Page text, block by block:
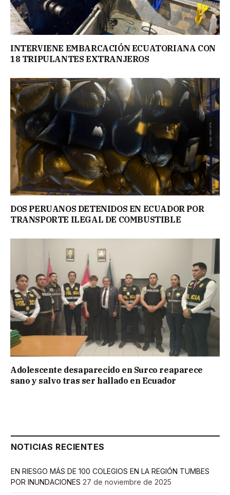
INTERVIENE EMBARCACIÓN ECUATORIANA CON
18 TRIPULANTES EXTRANJEROS
DOS PERUANOS DETENIDOS EN ECUADOR POR
TRANSPORTE ILEGAL DE COMBUSTIBLE
Adolescente desaparecido en Surco reaparece
sano y salvo tras ser hallado en Ecuador
NOTICIAS RECIENTES
EN RIESGO MÁS DE 100 COLEGIOS EN LA REGIÓN TUMBES
POR INUNDACIONES 27 de noviembre de 2025